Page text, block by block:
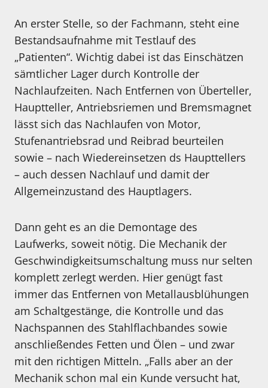
An erster Stelle, so der Fachmann, steht eine
Bestandsaufnahme mit Testlauf des
„Patienten“. Wichtig dabei ist das Einschätzen
sämtlicher Lager durch Kontrolle der
Nachlaufzeiten. Nach Entfernen von Überteller,
Hauptteller, Antriebsriemen und Bremsmagnet
lässt sich das Nachlaufen von Motor,
Stufenantriebsrad und Reibrad beurteilen
sowie – nach Wiedereinsetzen ds Haupttellers
– auch dessen Nachlauf und damit der
Allgemeinzustand des Hauptlagers.
Dann geht es an die Demontage des
Laufwerks, soweit nötig. Die Mechanik der
Geschwindigkeitsumschaltung muss nur selten
komplett zerlegt werden. Hier genügt fast
immer das Entfernen von Metallausblühungen
am Schaltgestänge, die Kontrolle und das
Nachspannen des Stahlflachbandes sowie
anschließendes Fetten und Ölen – und zwar
mit den richtigen Mitteln. „Falls aber an der
Mechanik schon mal ein Kunde versucht hat,